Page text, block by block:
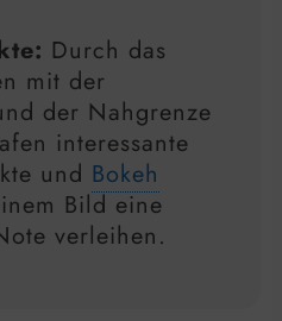
Durch das
mit der
der Nahgrenze
interessante
und Bokeh
Bild eine
verleihen.